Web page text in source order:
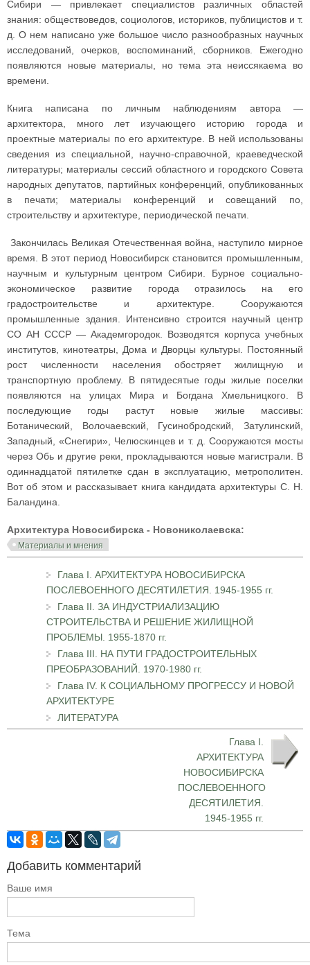
Сибири — привлекает специалистов различных областей
знания: обществоведов, социологов, историков, публицистов и т.
д. О нем написано уже большое число разнообразных научных
исследований, очерков, воспоминаний, сборников. Ежегодно
появляются новые материалы, но тема эта неиссякаема во
времени.
Книга написана по личным наблюдениям автора —
архитектора, много лет изучающего историю города и
проектные материалы по его архитектуре. В ней использованы
сведения из специальной, научно-справочной, краеведческой
литературы; материалы сессий областного и городского Совета
народных депутатов, партийных конференций, опубликованных
в печати; материалы конференций и совещаний по,
строительству и архитектуре, периодической печати.
Закончилась Великая Отечественная война, наступило мирное
время. В этот период Новосибирск становится промышленным,
научным и культурным центром Сибири. Бурное социально-
экономическое развитие города отразилось на его
градостроительстве и архитектуре. Сооружаются
промышленные здания. Интенсивно строится научный центр
СО АН СССР — Академгородок. Возводятся корпуса учебных
институтов, кинотеатры, Дома и Дворцы культуры. Постоянный
рост численности населения обостряет жилищную и
транспортную проблему. В пятидесятые годы жилые поселки
появляются на улицах Мира и Богдана Хмельницкого. В
последующие годы растут новые жилые массивы:
Ботанический, Волочаевский, Гусинобродский, Затулинский,
Западный, «Снегири», Челюскинцев и т. д. Сооружаются мосты
через Обь и другие реки, прокладываются новые магистрали. В
одиннадцатой пятилетке сдан в эксплуатацию, метрополитен.
Вот об этом и рассказывает книга кандидата архитектуры С. Н.
Баландина.
Архитектура Новосибирска - Новониколаевска:
Материалы и мнения
Глава I. АРХИТЕКТУРА НОВОСИБИРСКА
ПОСЛЕВОЕННОГО ДЕСЯТИЛЕТИЯ. 1945-1955 гг.
Глава II. ЗА ИНДУСТРИАЛИЗАЦИЮ
СТРОИТЕЛЬСТВА И РЕШЕНИЕ ЖИЛИЩНОЙ
ПРОБЛЕМЫ. 1955-1870 гг.
Глава III. НА ПУТИ ГРАДОСТРОИТЕЛЬНЫХ
ПРЕОБРАЗОВАНИЙ. 1970-1980 гг.
Глава IV. К СОЦИАЛЬНОМУ ПРОГРЕССУ И НОВОЙ
АРХИТЕКТУРЕ
ЛИТЕРАТУРА
Глава I.
АРХИТЕКТУРА
НОВОСИБИРСКА
ПОСЛЕВОЕННОГО
ДЕСЯТИЛЕТИЯ.
1945-1955 гг.
Добавить комментарий
Ваше имя
Тема